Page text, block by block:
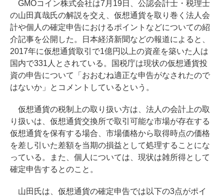
GMOコイン株式会社は7月19日、公認会計士・税理士
の山田真哉氏の解説を交え、仮想通貨を取り巻く法人会
計や個人の確定申告におけるポイントなどについての紹
介記事を公開した。日本経済新聞などの報道によると、
2017年に仮想通貨取引で1億円以上の資産を築いた人は
国内で331人とされている。国税庁は現状の仮想通貨投
資の申告について「おおむね適正な申告がなされたので
はないか」とコメントしているという。
仮想通貨の税制上の取り扱い方は、法人の会計上の取
り扱いは、仮想通貨交換所で取引可能な市場が存在する
仮想通貨を保有する場合、市場価格から取得時点の価格
を差し引いた差額を当期の損益として処理することにな
っている。また、個人については、現状は雑所得として
確定申告するとのこと。
山田氏は、仮想通貨の確定申告では以下の3点がポイ